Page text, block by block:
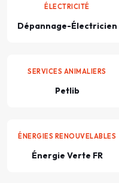
ÉLECTRICITÉ
Dépannage-Électricien
SERVICES ANIMALIERS
Petlib
ÉNERGIES RENOUVELABLES
Énergie Verte FR